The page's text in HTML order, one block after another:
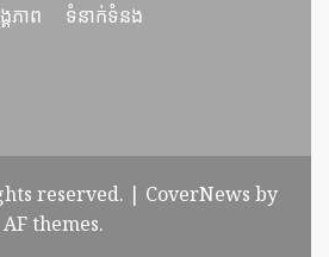
ភាព
ទំនាក់ទំនង
reserved. | CoverNews by
AF themes.